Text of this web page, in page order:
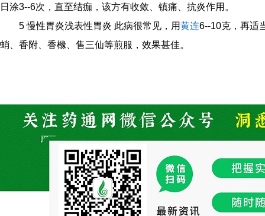
日涂3--6次，直至结痂，该方有收敛、镇痛、抗炎作用。
5 慢性胃炎浅表性胃炎 此病很常见，用黄连6--10克，再适
蛸、香附、香橼、售三仙等煎服，效果甚佳。